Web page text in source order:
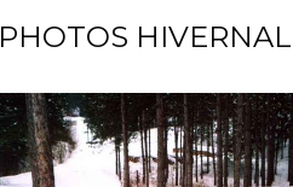
PHOTOS